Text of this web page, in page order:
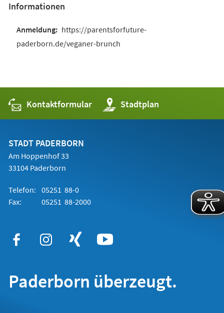
neuen
Informationen
https://parentsforfuture-
paderborn.de/veganer-brunch
Kontaktformular Stadtplan
(Öffnet
in
einem
STADT PADERBORN
Am Hoppenhof 33
33104 Paderborn
Telefon: 05251 88-0
Fax:
05251 88-2000
Paderborn überzeugt.